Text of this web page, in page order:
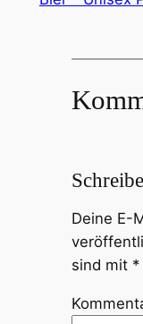
Deine E-
sind mit *